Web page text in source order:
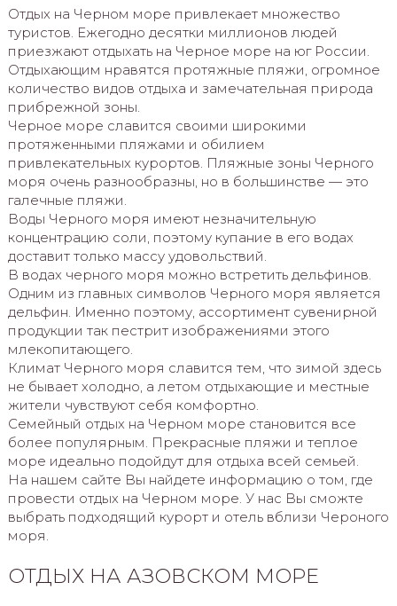
Отдых на Черном море привлекает множество
туристов. Ежегодно десятки миллионов людей
приезжают отдыхать на Черное море на юг России.
Отдыхающим нравятся протяжные пляжи, огромное
количество видов отдыха и замечательная природа
прибрежной зоны.
Черное море славится своими широкими
протяженными пляжами и обилием
привлекательных курортов. Пляжные зоны Черного
моря очень разнообразны, но в большинстве — это
галечные пляжи.
Воды Черного моря имеют незначительную
концентрацию соли, поэтому купание в его водах
доставит только массу удовольствий.
В водах черного моря можно встретить дельфинов.
Одним из главных символов Черного моря является
дельфин. Именно поэтому, ассортимент сувенирной
продукции так пестрит изображениями этого
млекопитающего.
Климат Черного моря славится тем, что зимой здесь
не бывает холодно, а летом отдыхающие и местные
жители чувствуют себя комфортно.
Семейный отдых на Черном море становится все
более популярным. Прекрасные пляжи и теплое
море идеально подойдут для отдыха всей семьей.
На нашем сайте Вы найдете информацию о том, где
провести отдых на Черном море. У нас Вы сможте
выбрать подходящий курорт и отель вблизи Чероного
моря.
ОТДЫХ НА АЗОВСКОМ МОРЕ